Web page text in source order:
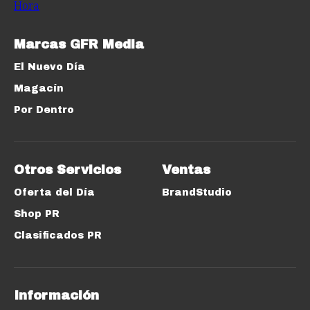
Marcas GFR Media
El Nuevo Día
Magacín
Por Dentro
Otros Servicios
Oferta del Día
Shop PR
Clasificados PR
Ventas
BrandStudio
Información